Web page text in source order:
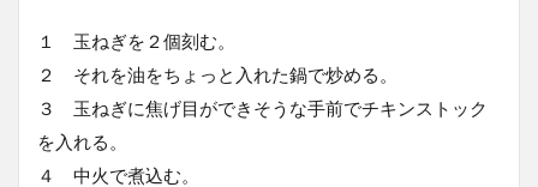
１ 玉ねぎを２個刻む。
２ それを油をちょっと入れた鍋で炒める。
３ 玉ねぎに焦げ目ができそうな手前でチキンストック
を入れる。
４ 中火で煮込む。